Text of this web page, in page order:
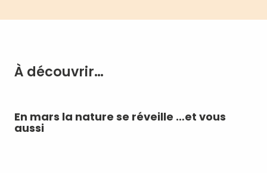
À découvrir…
En mars la nature se réveille …et vous
aussi